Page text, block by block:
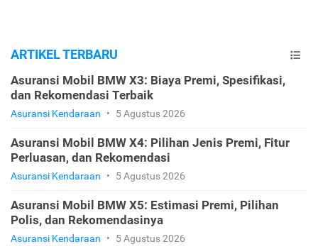
ARTIKEL TERBARU
Asuransi Mobil BMW X3: Biaya Premi, Spesifikasi,
dan Rekomendasi Terbaik
Asuransi Kendaraan • 5 Agustus 2026
Asuransi Mobil BMW X4: Pilihan Jenis Premi, Fitur
Perluasan, dan Rekomendasi
Asuransi Kendaraan • 5 Agustus 2026
Asuransi Mobil BMW X5: Estimasi Premi, Pilihan
Polis, dan Rekomendasinya
Asuransi Kendaraan • 5 Agustus 2026